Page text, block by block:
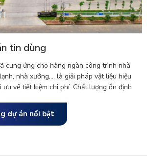
tin dùng
cung ứng cho hàng ngàn công trình nhà
nhà xưởng,... là giải pháp vật liệu hiệu
về tiết kiệm chi phí. Chất lượng ổn định
dòng sản phẩm sandwich panel cho
dự án nổi bật